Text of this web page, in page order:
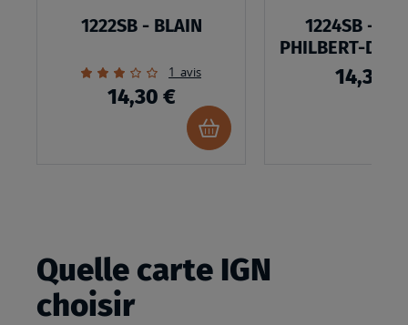
1222SB - BLAIN
Évaluation:
60%
1 avis
14,30 €
Ajouter
au
1224SB -
PHILBERT-DE-
LIEU
14,30 €
Quelle carte IGN
choisir